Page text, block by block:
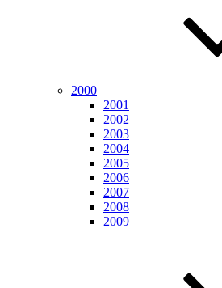
2000
2001
2002
2003
2004
2005
2006
2007
2008
2009